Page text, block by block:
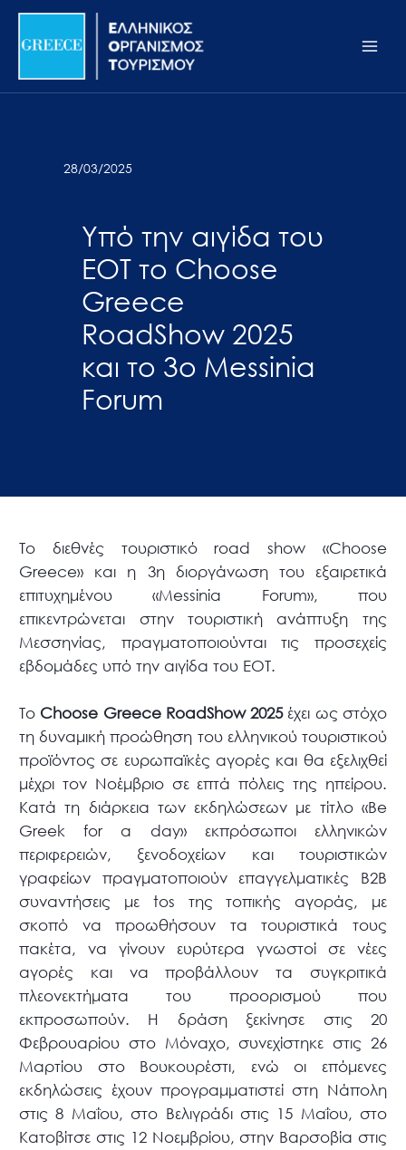
Σημείωση:
ιστότοπος
προσβασιμότητας.
Μετάβαση
περιεχόμενο
28/03/2025
Υπό την αιγίδα του
ΕΟΤ το Choose
Greece
RoadShow 2025
και το 3ο Messinia
Forum
Το διεθνές τουριστικό road show «Choose
Greece» και η 3η διοργάνωση του εξαιρετικά
επιτυχημένου «Messinia Forum», που
επικεντρώνεται στην τουριστική ανάπτυξη της
Μεσσηνίας, πραγματοποιούνται τις προσεχείς
εβδομάδες υπό την αιγίδα του ΕΟΤ.
Το Choose Greece RoadShow 2025έχει ως στόχο
τη δυναμική προώθηση του ελληνικού τουριστικού
προϊόντος σε ευρωπαϊκές αγορές και θα εξελιχθεί
μέχρι τον Νοέμβριο σε επτά πόλεις της ηπείρου.
Κατά τη διάρκεια των εκδηλώσεων με τίτλο «Be
Greek for a day» εκπρόσωποι ελληνικών
περιφερειών, ξενοδοχείων και τουριστικών
γραφείων πραγματοποιούν επαγγελματικές Β2Β
συναντήσεις με tos της τοπικής αγοράς, με
σκοπό να προωθήσουν τα τουριστικά τους
πακέτα, να γίνουν ευρύτερα γνωστοί σε νέες
αγορές και να προβάλλουν τα συγκριτικά
πλεονεκτήματα του προορισμού που
εκπροσωπούν. Η δράση ξεκίνησε στις 20
Φεβρουαρίου στο Μόναχο, συνεχίστηκε στις 26
Μαρτίου στο Βουκουρέστι, ενώ οι επόμενες
εκδηλώσεις έχουν προγραμματιστεί στη Νάπολη
στις 8 Μαΐου, στο Βελιγράδι στις 15 Μαΐου, στο
Κατοβίτσε στις 12 Νοεμβρίου, στην Βαρσοβία στις